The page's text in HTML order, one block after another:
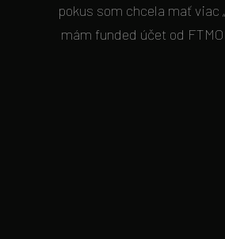
pokus som chcela mať viac
mám funded účet od